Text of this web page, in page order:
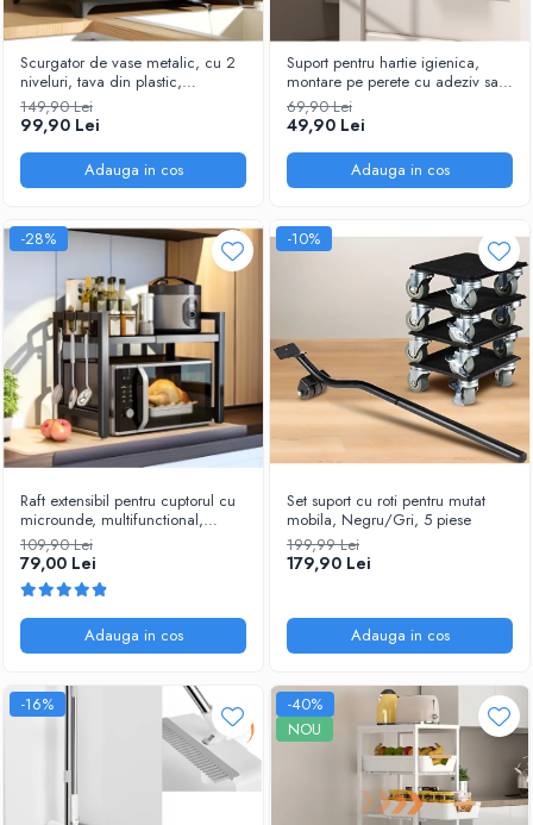
Ustensile
Scurgator de vase metalic, cu 2
niveluri, tava din plastic,
accesorii, Negru, 42 x 30 x 30
cm
149,90 Lei
99,90 Lei
Adauga in cos
Suport pentru hartie igienica,
montare pe perete cu adeziv sau
suruburi, cu spatiu pentru rola de
rezerva, o polita din lemn,
Negru/Maro, 27 x 22 cm
69,90 Lei
49,90 Lei
Adauga in cos
-28%
Raft extensibil pentru cuptorul cu
microunde, multifunctional,
Negru, 40-64 x 36.5 x 45 cm
109,90 Lei
79,00 Lei
Adauga in cos
-10%
Set suport cu roti pentru mutat
mobila, Negru/Gri, 5 piese
199,99 Lei
179,90 Lei
Adauga in cos
-16%
-40%
NOU